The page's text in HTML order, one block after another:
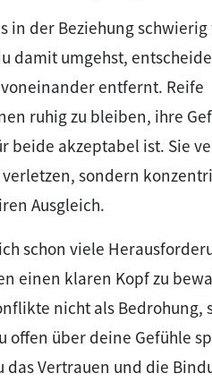
in der Beziehung
damit umgehst,
entfernt. Reife
ruhig zu bleiben, ihre
beide akzeptabel ist. Sie
sondern
Ausgleich.
schon viele
einen klaren Kopf zu
nicht als Bedrohung,
offen über deine Gefühle
Vertrauen und die